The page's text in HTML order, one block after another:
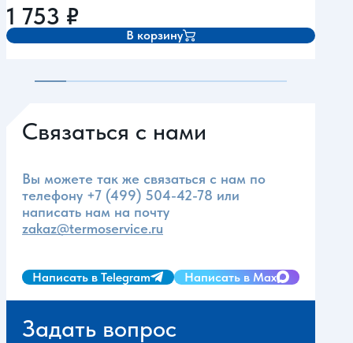
1 753 ₽
В корзину
Связаться с нами
Вы можете так же связаться с нам по
телефону +7 (499) 504-42-78 или
написать нам на почту
zakaz@termoservice.ru
Написать в Telegram Написать в Max
Задать вопрос